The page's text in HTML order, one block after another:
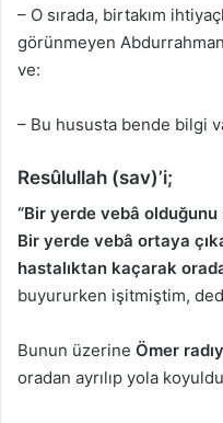
– O sırada, birtakım
görünmeyen
ve:
– Bu hususta bende bilgi
Resûlullah (sav)’i;
“Bir yerde vebâ
Bir yerde vebâ ortaya
hastalıktan kaçarak
buyururken işitmiştim,
Bunun üzerine Ömer
oradan ayrılıp yola